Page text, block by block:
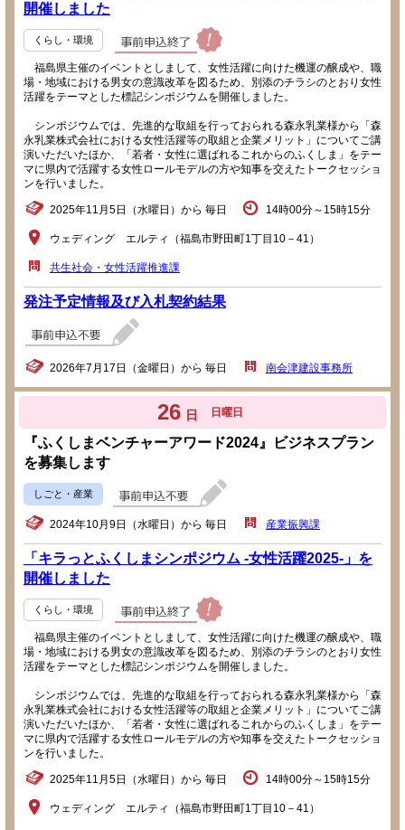
開催しました
くらし・環境
福島県主催のイベントとしまして、女性活躍に向けた機運の醸成や、職
場・地域における男女の意識改革を図るため、別添のチラシのとおり女性
活躍をテーマとした標記シンポジウムを開催しました。
シンポジウムでは、先進的な取組を行っておられる森永乳業様から「森
永乳業株式会社における女性活躍等の取組と企業メリット」についてご講
演いただいたほか、「若者・女性に選ばれるこれからのふくしま」をテー
マに県内で活躍する女性ロールモデルの方や知事を交えたトークセッショ
ンを行いました。
2025年11月5日（水曜日）から 毎日 14時00分～15時15分
ウェディング エルティ（福島市野田町1丁目10－41）
共生社会・女性活躍推進課
発注予定情報及び入札契約結果
2026年7月17日（金曜日）から 毎日 南会津建設事務所
26 日 日曜日
『ふくしまベンチャーアワード2024』ビジネスプラン
を募集します
しごと・産業
2024年10月9日（水曜日）から 毎日 産業振興課
「キラっとふくしまシンポジウム -女性活躍2025-」を
開催しました
くらし・環境
福島県主催のイベントとしまして、女性活躍に向けた機運の醸成や、職
場・地域における男女の意識改革を図るため、別添のチラシのとおり女性
活躍をテーマとした標記シンポジウムを開催しました。
シンポジウムでは、先進的な取組を行っておられる森永乳業様から「森
永乳業株式会社における女性活躍等の取組と企業メリット」についてご講
演いただいたほか、「若者・女性に選ばれるこれからのふくしま」をテー
マに県内で活躍する女性ロールモデルの方や知事を交えたトークセッショ
ンを行いました。
2025年11月5日（水曜日）から 毎日 14時00分～15時15分
ウェディング エルティ（福島市野田町1丁目10－41）